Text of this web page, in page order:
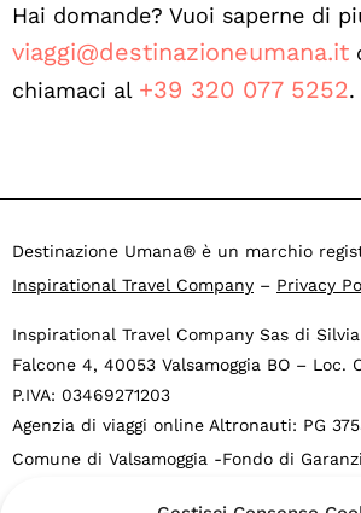
Hai domande? Vuoi saperne di
viaggi@destinazioneumana.it
chiamaci al +39 320 077 5252.
Destinazione Umana® è un marchio
Inspirational Travel Company – Privacy
Inspirational Travel Company Sas di
Falcone 4, 40053 Valsamoggia BO – Loc.
P.IVA: 03469271203
Agenzia di viaggi online Altronauti: PG
Comune di Valsamoggia -Fondo di